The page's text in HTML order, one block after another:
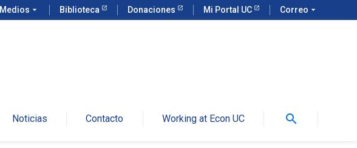
Medios arrow_drop_down Biblioteca Donaciones Mi Portal UC Correo arrow_drop_down
Noticias Contacto Working at Econ UC search